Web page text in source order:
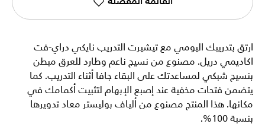
ارتق بتدريبك اليومي مع تيشيرت التدريب نايكي دراي-فت
اكاديمي دريل. مصنوع من نسيج ناعم وطارد للعرق مبطن
بنسيج شبكي لمساعدتك على البقاء جافا أثناء التدريب. كما
يتضمن فتحات مخفية عند إصبع الإبهام لتثبيت أكمامك في
مكانها. هذا المنتج مصنوع من ألياف بوليستر معاد تدويرها
بنسبة 100%.